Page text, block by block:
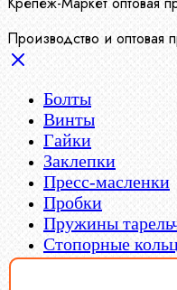
Производство и оптовая
Болты
Винты
Гайки
Заклепки
Пресс-масленки
Пробки
Пружины
Стопорные
Такелаж